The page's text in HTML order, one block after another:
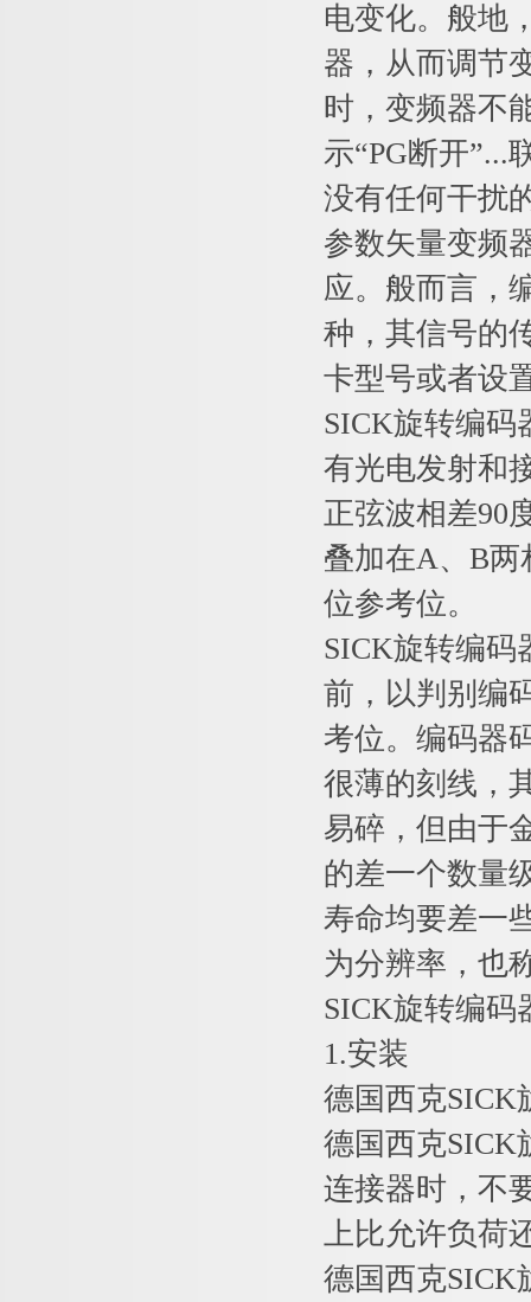
电变化。般地
器，从而调节
时，变频器不
示“PG断开”...
没有任何干扰
参数矢量变频
应。般而言，
种，其信号的
卡型号或者设
SICK旋转编码
有光电发射和
正弦波相差90
叠加在A、B两
位参考位。
SICK旋转编码
前，以判别编
考位。编码器
很薄的刻线，
易碎，但由于
的差一个数量
寿命均要差一
为分辨率，也
SICK旋转编码
1.安装
德国西克SICK
德国西克SICK
连接器时，不
上比允许负荷
德国西克SICK